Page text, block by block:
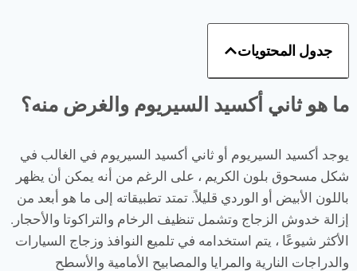
جدول المحتويات
ما هو ثاني أكسيد السيريوم والغرض منه؟
يوجد أكسيد السيريوم أو ثاني أكسيد السيريوم في الغالب في
شكل مسحوق بلون الكريم ، على الرغم من أنه يمكن أن يظهر
باللون الأبيض أو الوردي قليلاً. تمتد تطبيقاته إلى ما هو أبعد من
إزالة خدوش الزجاج وتشمل تنظيف الرخام والتراكوتا والأحجار.
الأكثر شيوعًا ، يتم استخدامه في تلميع النوافذ وزجاج السيارات
والدراجات النارية والمرايا والمصابيح الأمامية والأسطح